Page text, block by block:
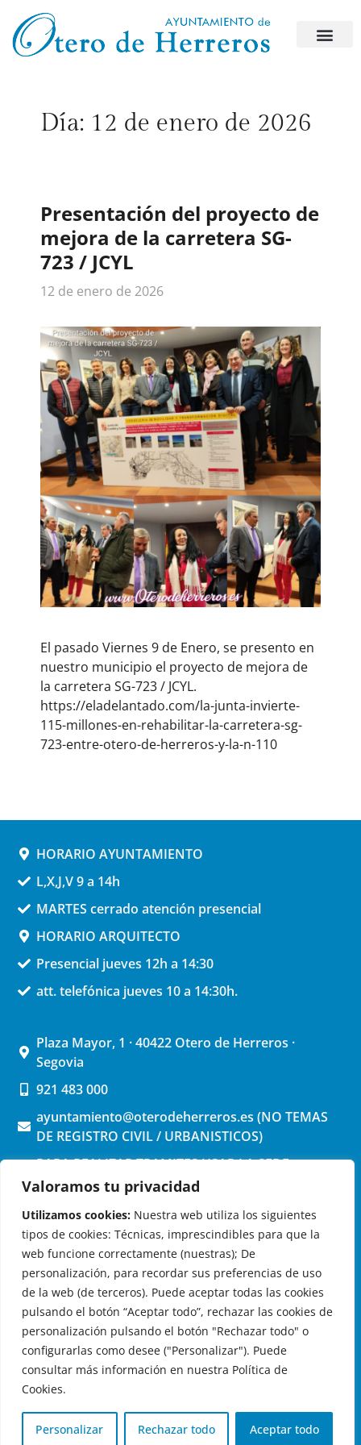
Valoramos tu privacidad
Utilizamos cookies: Nuestra web utiliza los siguientes
tipos de cookies: Técnicas, imprescindibles para que la
web funcione correctamente (nuestras); De
personalización, para recordar sus preferencias de uso
de la web (de terceros). Puede aceptar todas las cookies
pulsando el botón “Aceptar todo”, rechazar las cookies de
personalización pulsando el botón "Rechazar todo" o
configurarlas como desee ("Personalizar"). Puede
consultar más información en nuestra Política de
Cookies.
Personalizar Rechazar todo Aceptar todo
Día: 12 de enero de 2026
Presentación del proyecto de
mejora de la carretera SG-
723 / JCYL
12 de enero de 2026
El pasado Viernes 9 de Enero, se presento en
nuestro municipio el proyecto de mejora de
la carretera SG-723 / JCYL.
https://eladelantado.com/la-junta-invierte-
115-millones-en-rehabilitar-la-carretera-sg-
723-entre-otero-de-herreros-y-la-n-110
HORARIO AYUNTAMIENTO
L,X,J,V 9 a 14h
MARTES cerrado atención presencial
HORARIO ARQUITECTO
Presencial jueves 12h a 14:30
att. telefónica jueves 10 a 14:30h.
Plaza Mayor, 1 · 40422 Otero de Herreros ·
Segovia
921 483 000
ayuntamiento@oterodeherreros.es (NO TEMAS
DE REGISTRO CIVIL / URBANISTICOS)
PARA REALIZAR TRAMITES USAR LA SEDE
ELECTRONICA (pinchar aquí)
OTERO DE HERREROS EN LAS REDES
© 2026 Ayuntamiento de Otero de Herreros
Aviso Legal|Política de Privacidad|Política de Cookies|
Registro de actividades de tratamiento
| Diseño:Globales